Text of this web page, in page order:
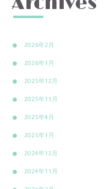
2026年2月
2026年1月
2025年12月
2025年11月
2025年4月
2025年1月
2024年12月
2024年11月